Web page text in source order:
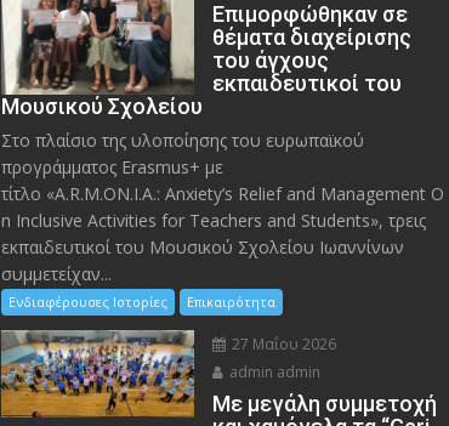
Eπιμορφώθηκαν σε
θέματα διαχείρισης
του άγχους
εκπαιδευτικοί του
Μουσικού Σχολείου
Στο πλαίσιο της υλοποίησης του ευρωπαϊκού
προγράμματος Erasmus+ με
τίτλο «A.R.M.ON.I.A.: Anxiety’s Relief and Management O
n Inclusive Activities for Teachers and Students», τρεις
εκπαιδευτικοί του Μουσικού Σχολείου Ιωαννίνων
συμμετείχαν...
Ενδιαφέρουσες Ιστορίες Επικαιρότητα
27 Μαΐου 2026
admin admin
Με μεγάλη συμμετοχή